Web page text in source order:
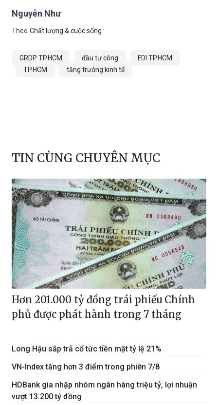
Nguyễn Như
Theo Chất lượng & cuộc sống
GRDP TP.HCM đầu tư công
FDI TP.HCM
TP.HCM
tăng trưởng kinh tế
TIN CÙNG CHUYÊN MỤC
Hơn 201.000 tỷ đồng trái phiếu Chính
phủ được phát hành trong 7 tháng
Long Hậu sắp trả cổ tức tiền mặt tỷ lệ 21%
VN-Index tăng hơn 3 điểm trong phiên 7/8
HDBank gia nhập nhóm ngân hàng triệu tỷ, lợi nhuận
vượt 13.200 tỷ đồng